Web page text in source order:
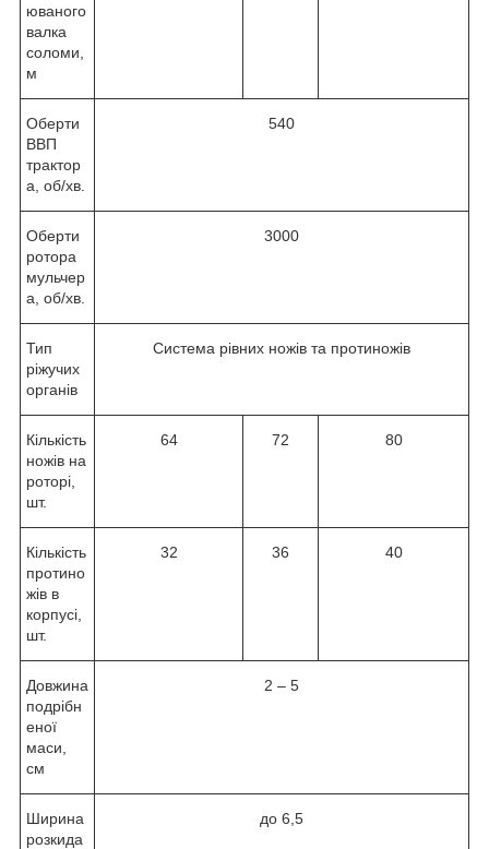
юваного
валка
соломи,
м
Оберти
ВВП
трактор
а, об/хв.
540
Оберти
ротора
мульчер
а, об/хв.
3000
Тип
ріжучих
органів
Система рівних ножів та протиножів
Кількість
ножів на
роторі,
шт.
64 72 80
Кількість
протино
жів в
корпусі,
шт.
32 36 40
Довжина
подрібн
еної
маси,
см
2 – 5
Ширина
розкида
до 6,5